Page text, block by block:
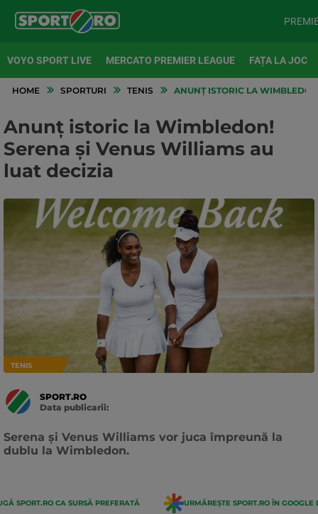
VOYO SPORT LIVE MERCATO PREMIER LEAGUE FAȚA LA JOC
HOME SPORTURI TENIS ANUNȚ ISTORIC LA
Anunț istoric la Wimbledon!
Serena şi Venus Williams au
luat decizia
TENIS
SPORT.RO
Data publicarii:
Serena şi Venus Williams vor juca împreună la
dublu la Wimbledon.
SPORT.RO CA SURSĂ PREFERATĂ URMĂREȘTE SPORT.RO ÎN GOOGLE